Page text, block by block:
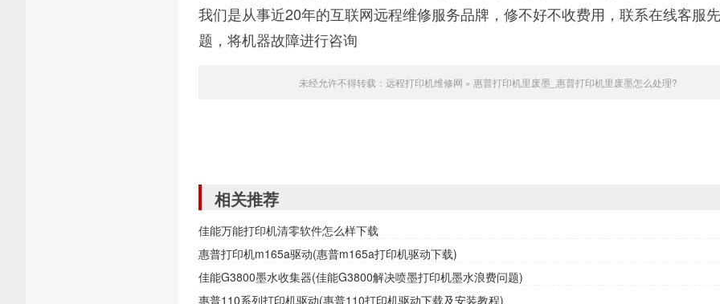
我们是从事近20年的互联网远程维修服务品牌，修不好不收费用，联系在线客服
题，将机器故障进行咨询
未经允许不得转载： 远程打印机维修网 » 惠普打印机里废墨_惠普打印机里废墨怎么处理?
相关推荐
佳能万能打印机清零软件怎么样下载
惠普打印机m165a驱动(惠普m165a打印机驱动下载)
佳能G3800墨水收集器(佳能G3800解决喷墨打印机墨水浪费问题)
惠普110系列打印机驱动(惠普110打印机驱动下载及安装教程)